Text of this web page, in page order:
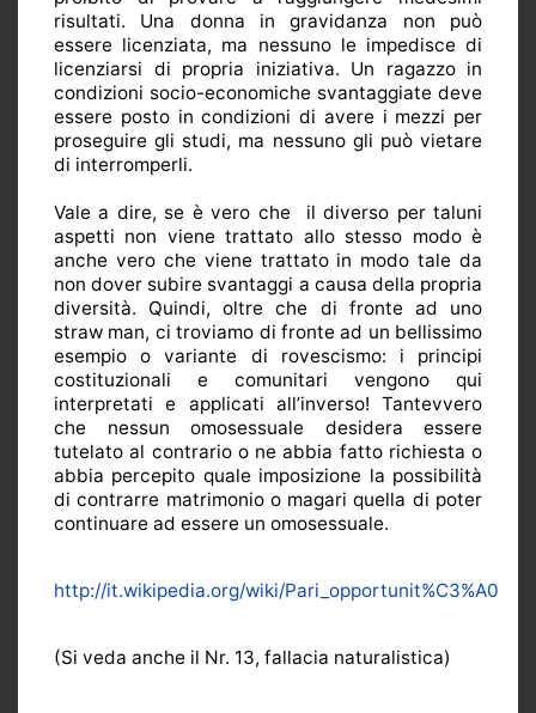
risultati. Una donna in gravidanza non può
essere licenziata, ma nessuno le impedisce di
licenziarsi di propria iniziativa. Un ragazzo in
condizioni socio-economiche svantaggiate deve
essere posto in condizioni di avere i mezzi per
proseguire gli studi, ma nessuno gli può vietare
di interromperli.
Vale a dire, se è vero che
il diverso per taluni
aspetti non viene trattato allo stesso modo è
anche vero che viene trattato in modo tale da
non dover subire svantaggi a causa della propria
diversità. Quindi, oltre che di fronte ad uno
straw man, ci troviamo di fronte ad un bellissimo
esempio o variante di rovescismo: i principi
costituzionali e comunitari vengono qui
interpretati e applicati all’inverso! Tantevvero
che nessun omosessuale desidera essere
tutelato al contrario o ne abbia fatto richiesta o
abbia percepito quale imposizione la possibilità
di contrarre matrimonio o magari quella di poter
continuare ad essere un omosessuale.
http://it.wikipedia.org/wiki/Pari_opportunit%C3%A0
(Si veda anche il Nr. 13, fallacia naturalistica)